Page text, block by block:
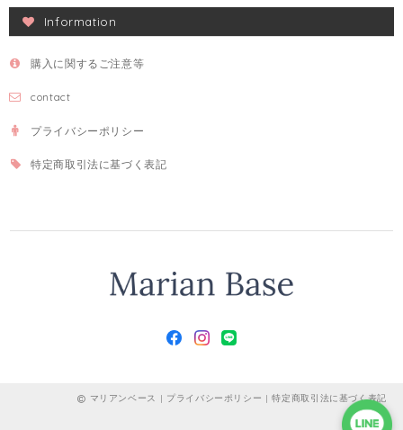
Information
購入に関するご注意等
contact
プライバシーポリシー
特定商取引法に基づく表記
マリアンベース | プライバシーポリシー |特定商取引法に基づく表記